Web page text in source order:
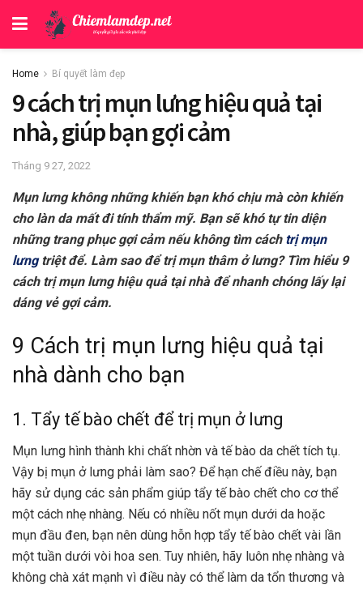
Home Bí quyết làm đẹp
9 cách trị mụn lưng hiệu quả tại
nhà, giúp bạn gợi cảm
Tháng 9 27, 2022
Mụn lưng không những khiến bạn khó chịu mà còn khiến
cho làn da mất đi tính thẩm mỹ. Bạn sẽ khó tự tin diện
những trang phục gợi cảm nếu không tìm cách trị mụn
lưngtriệt để. Làm sao để trị mụn thâm ở lưng? Tìm hiểu 9
cách trị mụn lưng hiệu quả tại nhà để nhanh chóng lấy lại
dáng vẻ gợi cảm.
9 Cách trị mụn lưng hiệu quả tại
nhà dành cho bạn
1. Tẩy tế bào chết để trị mụn ở lưng
Mụn lưng hình thành khi chất nhờn và tế bào da chết tích tụ.
Vậy bị mụn ở lưng phải làm sao? Để hạn chế điều này, bạn
hãy sử dụng các sản phẩm giúp tẩy tế bào chết cho cơ thể
một cách nhẹ nhàng. Nếu có nhiều nốt mụn dưới da hoặc
mụn đầu đen, bạn nên dùng hỗn hợp tẩy tế bào chết vài lần
một tuần dưới vòi hoa sen. Tuy nhiên, hãy luôn nhẹ nhàng và
không chà xát mạnh vì điều này có thể làm da tổn thương và